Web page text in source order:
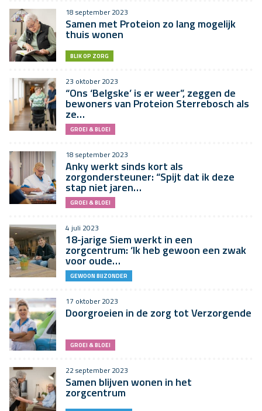
18 september 2023
Samen met Proteion zo lang mogelijk
thuis wonen
BLIK OP ZORG
23 oktober 2023
“Ons ‘Belgske’ is er weer”, zeggen de
bewoners van Proteion Sterrebosch als
ze…
GROEI & BLOEI
18 september 2023
Anky werkt sinds kort als
zorgondersteuner: “Spijt dat ik deze
stap niet jaren…
GROEI & BLOEI
4 juli 2023
18-jarige Siem werkt in een
zorgcentrum: ‘Ik heb gewoon een zwak
voor oude…
GEWOON BIJZONDER
17 oktober 2023
Doorgroeien in de zorg tot Verzorgende
GROEI & BLOEI
22 september 2023
Samen blijven wonen in het
zorgcentrum